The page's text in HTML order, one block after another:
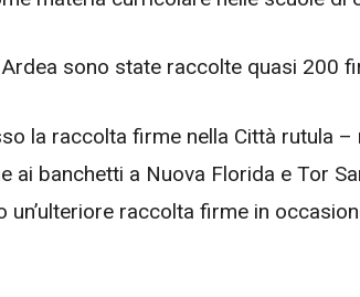
sono state raccolte quasi 200
la raccolta firme nella Città rutula
ai banchetti a Nuova Florida e Tor
un’ulteriore raccolta firme in